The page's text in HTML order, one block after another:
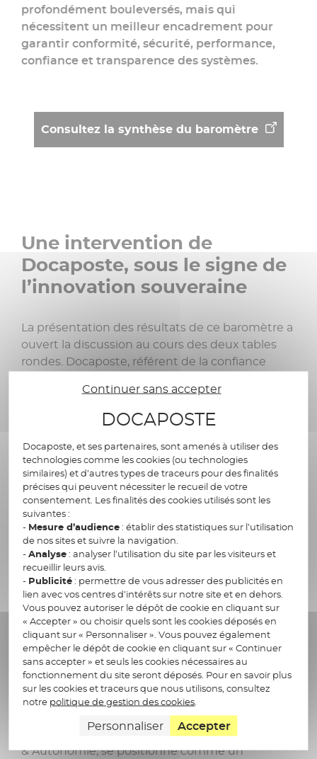
profondément bouleversés, mais qui
nécessitent un meilleur encadrement pour
garantir conformité, sécurité, performance,
confiance et transparence des systèmes.
Consultez la synthèse du baromètre
Une intervention de
Docaposte, sous le signe de
l’innovation souveraine
La présentation des résultats de ce baromètre a
ouvert la discussion au cours des deux tables
rondes. Docaposte, référent de la confiance
la thématique :«La révolution est déjà là :
comment l’adoption massive de l’IA par les
soignants redéfinit-elle le secteur ?
Barets, Directeur Marketing stratégique,
Communication et Partenariats des activités
Santé chez Docapostes’est exprimé sur la
volonté de Docaposte d’accompagner les
professionnels de santé dans l’amélioration de
leur quotidien :« Nous avons conscience chez
Docaposte du potentiel immense autour de l'IA
en santé. Aujourd'hui, nous sommes axés autour
de l'IA générative mais de nombreuses idées
émergent, en lien avec les pratiques de terrain
et les professionnels de santé. Nous nous
tournons notamment vers des solutions d'IA
ambiant, c'est à dire des solutions, qui, par la
voix, saisissent les informations et les
structurent. »
Docaposte, pilier numérique de La Poste Santé
& Autonomie, se positionne comme un
Continuer sans accepter
DOCAPOSTE
Docaposte, et ses partenaires, sont amenés à utiliser des
technologies comme les cookies (ou technologies
similaires) et d’autres types de traceurs pour des finalités
précises qui peuvent nécessiter le recueil de votre
consentement. Les finalités des cookies utilisés sont les
suivantes :
- Mesure d’audience: établir des statistiques sur l’utilisation
de nos sites et suivre la navigation.
- Analyse: analyser l’utilisation du site par les visiteurs et
recueillir leurs avis.
- Publicité: permettre de vous adresser des publicités en
lien avec vos centres d’intérêts sur notre site et en dehors.
Vous pouvez autoriser le dépôt de cookie en cliquant sur
« Accepter » ou choisir quels sont les cookies déposés en
cliquant sur « Personnaliser ». Vous pouvez également
empêcher le dépôt de cookie en cliquant sur « Continuer
sans accepter » et seuls les cookies nécessaires au
fonctionnement du site seront déposés. Pour en savoir plus
sur les cookies et traceurs que nous utilisons, consultez
notre politique de gestion des cookies
Personnaliser Accepter